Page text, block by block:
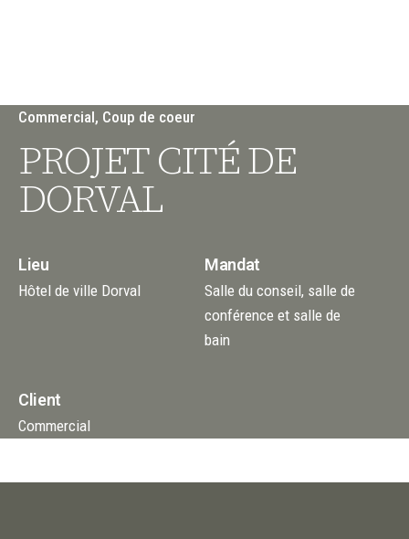
Commercial Coup de coeur
PROJET CITÉ DE
DORVAL
Lieu
Hôtel de ville Dorval
Mandat
Salle du conseil, salle de
conférence et salle de
bain
Client
Commercial